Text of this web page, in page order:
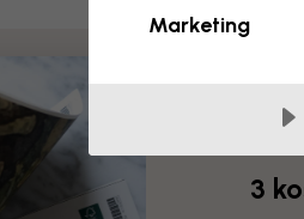
Häufig
Wie viel kostet
3
Marketing